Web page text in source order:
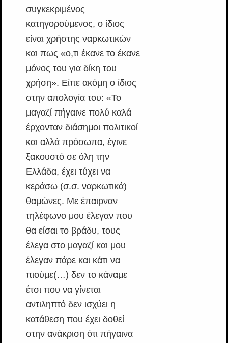
συγκεκριμένος
κατηγορούμενος, ο ίδιος
είναι χρήστης ναρκωτικών
και πως «ο,τι έκανε το έκανε
μόνος του για δίκη του
χρήση». Είπε ακόμη ο ίδιος
στην απολογία του: «Το
μαγαζί πήγαινε πολύ καλά
έρχονταν διάσημοι πολιτικοί
και αλλά πρόσωπα, έγινε
ξακουστό σε όλη την
Ελλάδα, έχει τύχει να
κεράσω (σ.σ. ναρκωτικά)
θαμώνες. Με έπαιρναν
τηλέφωνο μου έλεγαν που
θα είσαι το βράδυ, τους
έλεγα στο μαγαζί και μου
έλεγαν πάρε και κάτι να
πιούμε(…) δεν το κάναμε
έτσι που να γίνεται
αντιληπτό δεν ισχύει η
κατάθεση που έχει δοθεί
στην ανάκριση ότι πήγαινα